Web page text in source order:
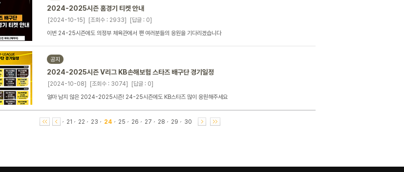
2024-2025시즌 홈경기 티켓 안내
[2024-10-15] [조회수 : 2933]
[답글 : 0]
이번 24-25시즌에도 의정부 체육관에서 팬 여러분들의 응원을 기다리겠습니다
공지
2024-2025시즌 V리그 KB손해보험 스타즈 배구단 경기일정
[2024-10-08] [조회수 : 3074]
[답글 : 0]
얼마 남지 않은 2024-2025시즌! 24-25시즌에도 KB스타즈 많이 응원해주세요
21 22 23 24 25 26 27 28 29 30